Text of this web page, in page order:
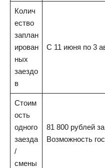
Колич
ество
заплан
ирован
ных
заездо
в
С 11 июня по 3
Стоим
ость
одного
заезда
/
смены
81 800 рублей
Возможность